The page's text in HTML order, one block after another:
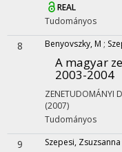
REAL
Tudományos
8 Benyovszky, M ;
A magyar
2003-2004
ZENETUDOMÁNYI
(2007)
Tudományos
9 Szepesi, Zsuzsanna